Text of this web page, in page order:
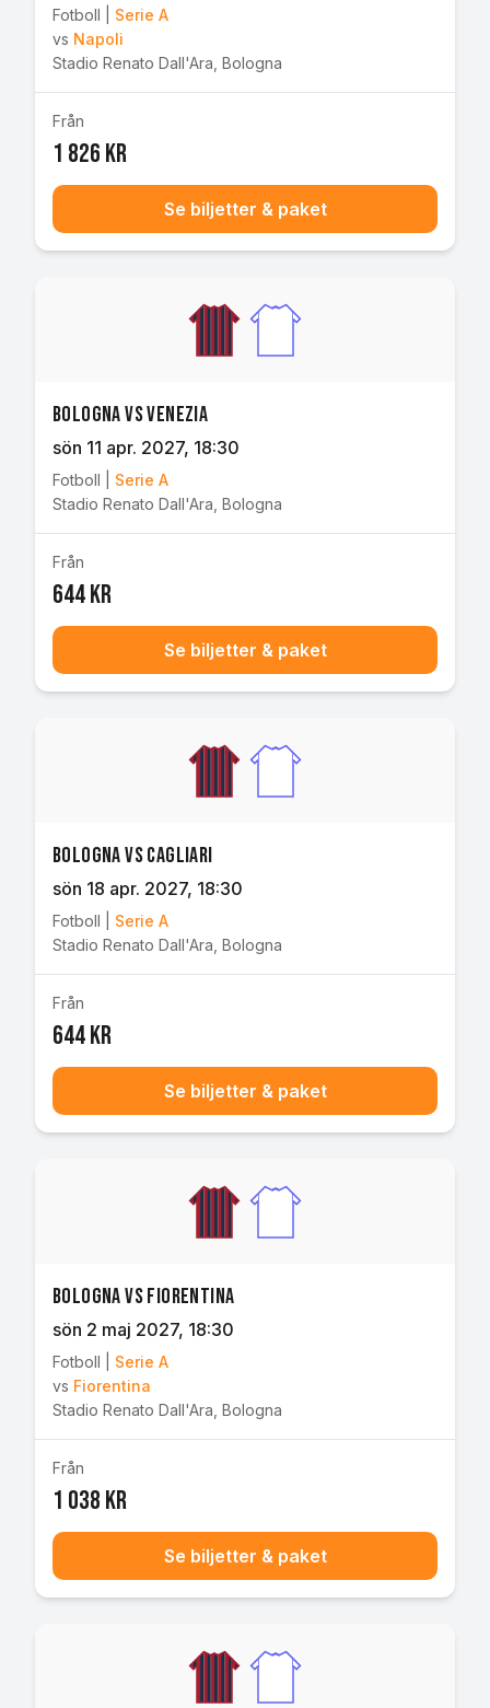
Fotboll
Serie A
vs Napoli
Stadio Renato Dall'Ara Bologna
Från
1 826 kr
Se biljetter & paket
Bologna vs Venezia
sön 11 apr. 2027, 18:30
Fotboll
Serie A
Stadio Renato Dall'Ara Bologna
Från
644 kr
Se biljetter & paket
Bologna vs Cagliari
sön 18 apr. 2027, 18:30
Fotboll
Serie A
Stadio Renato Dall'Ara Bologna
Från
644 kr
Se biljetter & paket
Bologna vs Fiorentina
sön 2 maj 2027, 18:30
Fotboll
Serie A
vs Fiorentina
Stadio Renato Dall'Ara Bologna
Från
1 038 kr
Se biljetter & paket